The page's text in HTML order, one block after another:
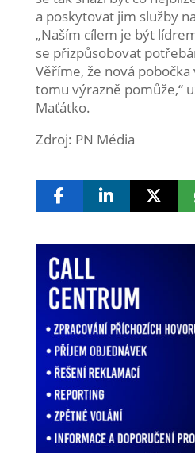
a poskytovat jim služby
„Naším cílem je být
se přizpůsobovat
Věříme, že nová
tomu výrazně pomůže,“
Maťátko.
Zdroj: PN Média